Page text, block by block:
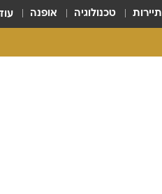
תיירות טכנולוגיה אופנה